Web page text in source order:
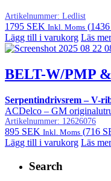
Artikelnummer: Ledlist
1795 SEK Inkl. Moms (1436
Lägg till i varukorg Läs mer
BELT-W/PMP
Serpentindrivsrem – V-
ACDelco – GM
Artikelnummer: 12626076
895 SEK Inkl. Moms (716
Lägg till i varukorg Läs mer
Search